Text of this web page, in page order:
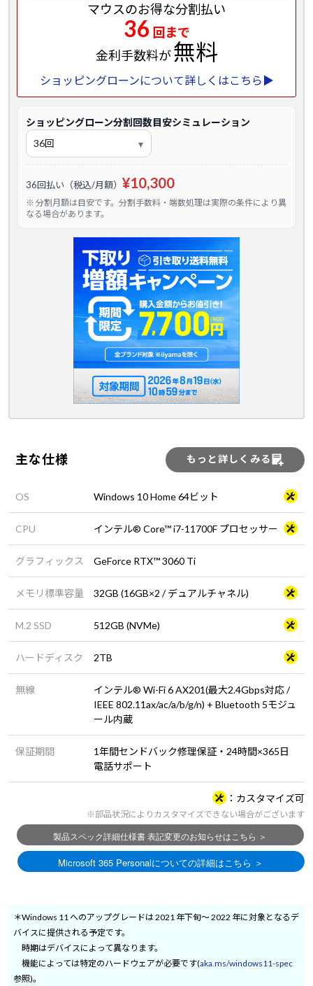
マウスのお得な分割払い
36 回まで
金利手数料が無料
ショッピングローンについて詳しくはこちら▶
ショッピングローン分割回数目安シミュレーション
36回払い（税込/月額） ¥10,300
※ 分割月額は目安です。分割手数料・端数処理は実際の条件により異
なる場合があります。
主な仕様 もっと詳しくみる
OS Windows 10 Home 64ビット
CPU インテル® Core™ i7-11700F プロセッサー
グラフィックス GeForce RTX™ 3060 Ti
メモリ標準容量 32GB (16GB×2 / デュアルチャネル)
M.2 SSD 512GB (NVMe)
ハードディスク 2TB
無線
インテル® Wi-Fi 6 AX201(最大2.4Gbps対応 /
IEEE 802.11ax/ac/a/b/g/n) + Bluetooth 5モジュ
ール内蔵
保証期間
1年間センドバック修理保証・24時間×365日
電話サポート
カスタマイズ可
※部品状況によりカスタマイズできない場合がございます
＊Windows 11 へのアップグレードは 2021 年下旬～ 2022 年に対象となるデ
バイスに提供される予定です。
時期はデバイスによって異なります。
機能によっては特定のハードウェアが必要です(aka.ms/windows11-spec
参照)。